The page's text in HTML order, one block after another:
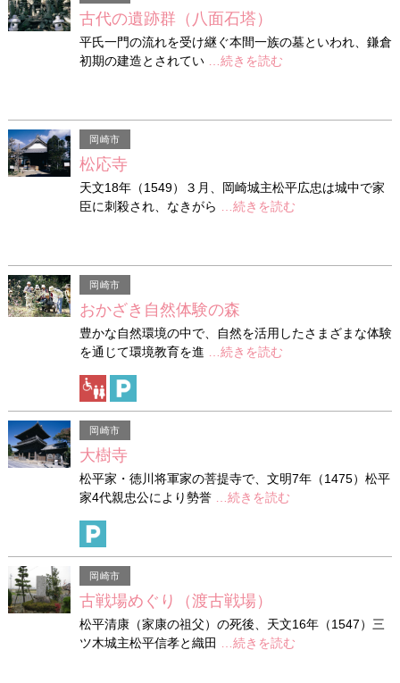
古代の遺跡群（八面石塔）
平氏一門の流れを受け継ぐ本間一族の墓といわれ、鎌倉
初期の建造とされてい …続きを読む
岡崎市
松応寺
天文18年（1549）３月、岡崎城主松平広忠は城中で家
臣に刺殺され、なきがら …続きを読む
岡崎市
おかざき自然体験の森
豊かな自然環境の中で、自然を活用したさまざまな体験
を通じて環境教育を進 …続きを読む
岡崎市
大樹寺
松平家・徳川将軍家の菩提寺で、文明7年（1475）松平
家4代親忠公により勢誉 …続きを読む
岡崎市
古戦場めぐり（渡古戦場）
松平清康（家康の祖父）の死後、天文16年（1547）三
ツ木城主松平信孝と織田 …続きを読む